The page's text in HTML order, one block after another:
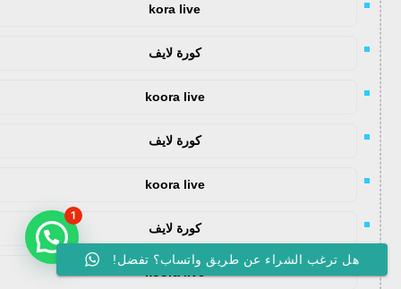
kora live
كورة لايف
koora live
كورة لايف
koora live
كورة لايف
koora live
هل ترغب الشراء عن طريق واتساب؟ تفضل!
1